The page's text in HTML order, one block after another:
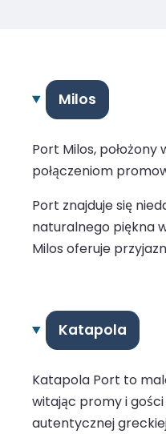
Milos
Port Milos,
połączeniom
Port znajduje się
naturalnego piękna
Milos oferuje
Katapola
Katapola Port to
witając promy i
autentycznej